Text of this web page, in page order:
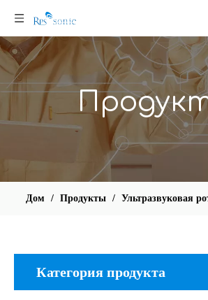
Дом / Продукты / Ультразвуковая
Категория продукта